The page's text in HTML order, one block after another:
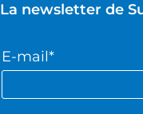
La newsletter de
E-mail*